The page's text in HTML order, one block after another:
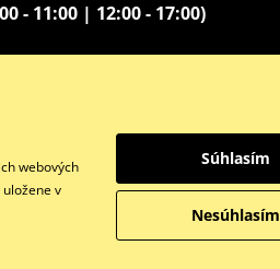
- 11:00 | 12:00 - 17:00)
webových
v
Nesúhlasím
Súhlasím